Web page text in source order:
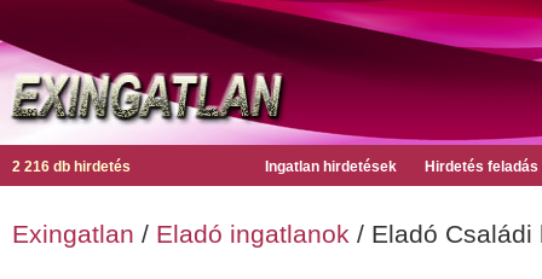
2 216 db hirdetés Ingatlan hirdetések Hirdetés feladás
Exingatlan / Eladó ingatlanok / Eladó Családi